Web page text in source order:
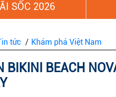
SỐC 2026
tức / Khám phá Việt Nam
BIKINI BEACH